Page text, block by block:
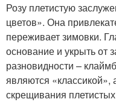
Арки в деревянном
доме
Розу плетистую
цветов». Она
переживает зимовки.
основание и укрыть от
разновидности –
являются «классикой»,
скрещивания